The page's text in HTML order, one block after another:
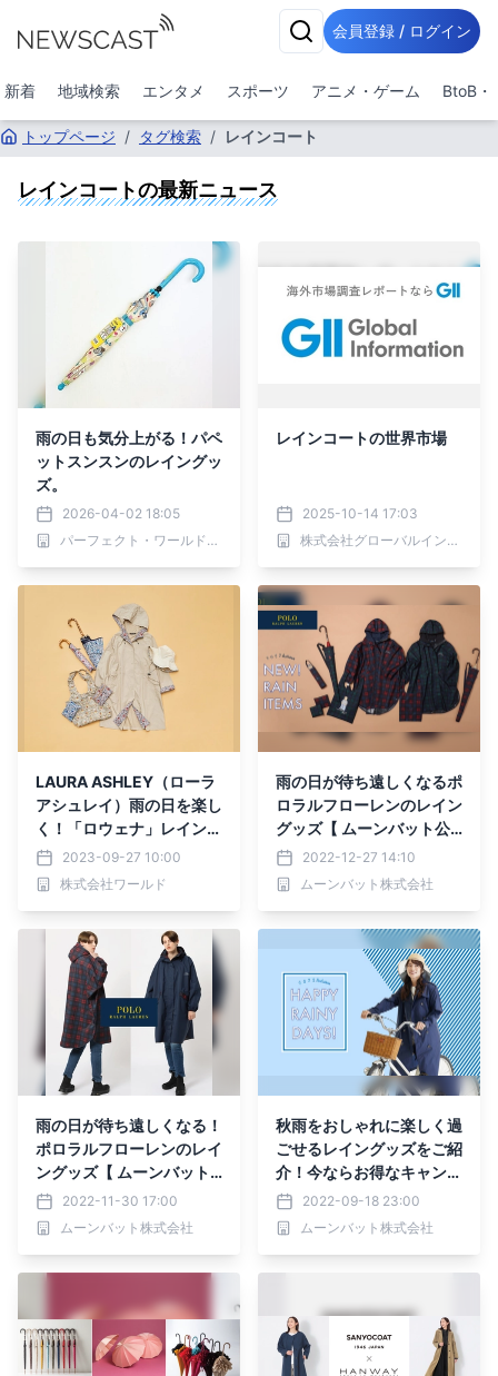
会員登録 / ログイン
新着 地域検索 エンタメ スポーツ アニメ・ゲーム BtoB・
トップページ / タグ検索 / レインコート
レインコートの最新ニュース
雨の日も気分上がる！パペ
ットスンスンのレイングッ
ズ。
2026-04-02 18:05
パーフェクト・ワールド株式会社
レインコートの世界市場
2025-10-14 17:03
株式会社グローバルインフォメーション
LAURA ASHLEY（ローラ
アシュレイ）雨の日を楽し
く！「ロウェナ」レインシ
リーズを 9月27日（水）
より順次発売
2023-09-27 10:00
株式会社ワールド
雨の日が待ち遠しくなるポ
ロラルフローレンのレイン
グッズ【 ムーンバット公
式オンラインショップ】
2022-12-27 14:10
ムーンバット株式会社
雨の日が待ち遠しくなる！
ポロラルフローレンのレイ
ングッズ【 ムーンバット
公式オンラインショップ】
2022-11-30 17:00
ムーンバット株式会社
秋雨をおしゃれに楽しく過
ごせるレイングッズをご紹
介！今ならお得なキャンペ
ーン実施中！【ムーンバッ
ト公式オンラインショッ
プ】
2022-09-18 23:00
ムーンバット株式会社